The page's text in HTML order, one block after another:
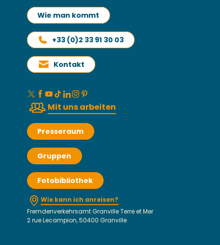
Wie man kommt
+33 (0)2 33 91 30 03
Kontakt
Mit uns arbeiten
Presseraum
Gruppen
Fotobibliothek
Wie kann ich anreisen?
Fremdenverkehrsamt Granville Terre et Mer
2 rue Lecampion, 50400 Granville